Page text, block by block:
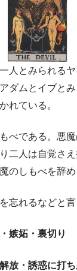
人とみられる
ダムとイブと
れている。
べである。悪
二人は自覚さ
のしもべを辞め
忘れるなどと言
嫉妬・裏切り
放・誘惑に打